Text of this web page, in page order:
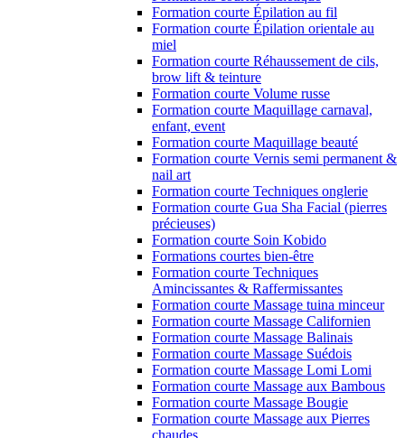
Formation courte Épilation au fil
Formation courte Épilation orientale au
miel
Formation courte Réhaussement de cils,
brow lift & teinture
Formation courte Volume russe
Formation courte Maquillage carnaval,
enfant, event
Formation courte Maquillage beauté
Formation courte Vernis semi permanent &
nail art
Formation courte Techniques onglerie
Formation courte Gua Sha Facial (pierres
précieuses)
Formation courte Soin Kobido
Formations courtes bien-être
Formation courte Techniques
Amincissantes & Raffermissantes
Formation courte Massage tuina minceur
Formation courte Massage Californien
Formation courte Massage Balinais
Formation courte Massage Suédois
Formation courte Massage Lomi Lomi
Formation courte Massage aux Bambous
Formation courte Massage Bougie
Formation courte Massage aux Pierres